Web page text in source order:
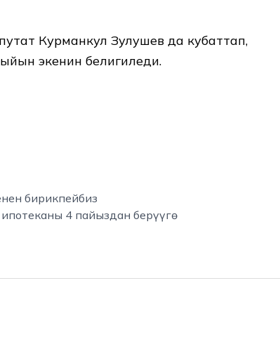
Курманкул Зулушев да кубаттап,
экенин белигиледи.
бирикпейбиз
4 пайыздан берүүгө